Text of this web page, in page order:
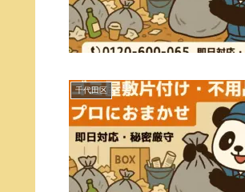
千代田区